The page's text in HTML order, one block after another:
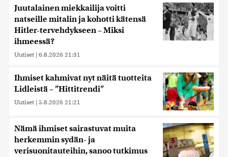
Juutalainen miekkailija voitti
natseille mitalin ja kohotti kätensä
Hitler-tervehdykseen – Miksi
ihmeessä?
Uutiset | 6.8.2026 21:31
Ihmiset kahmivat nyt näitä tuotteita
Lidleistä – ”Hittitrendi”
Uutiset | 5.8.2026 21:21
Nämä ihmiset sairastuvat muita
herkemmin sydän- ja
verisuonitauteihin, sanoo tutkimus